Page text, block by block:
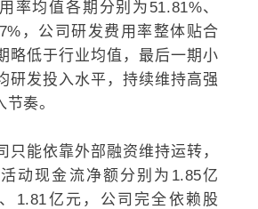
率均值各期分别为51.81%、
，公司研发费用率整体贴合
略低于行业均值，最后一期小
研发投入水平，持续维持高强
奏。
只能依靠外部融资维持运转，
动现金流净额分别为1.85亿
1.81亿元，公司完全依赖股